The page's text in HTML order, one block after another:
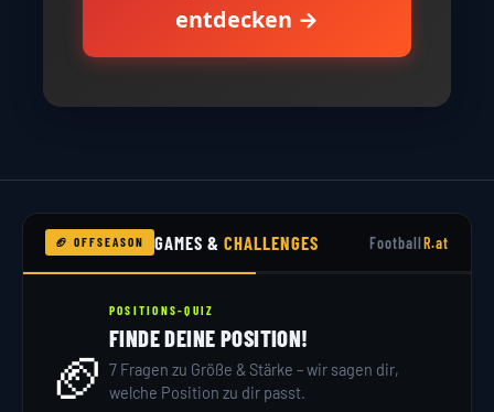
entdecken →
🏈 OFFSEASON GAMES &CHALLENGES FootballR.at
🏈
POSITIONS-QUIZ
FINDE DEINE POSITION!
7 Fragen zu Größe & Stärke – wir sagen dir,
welche Position zu dir passt.